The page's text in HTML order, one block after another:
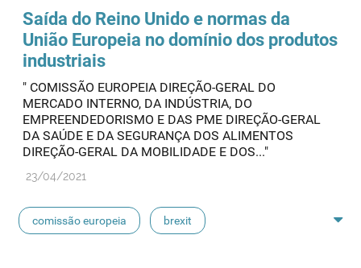
Saída do Reino Unido e normas da
União Europeia no domínio dos produtos
industriais
" COMISSÃO EUROPEIA DIREÇÃO-GERAL DO
MERCADO INTERNO, DA INDÚSTRIA, DO
EMPREENDEDORISMO E DAS PME DIREÇÃO-GERAL
DA SAÚDE E DA SEGURANÇA DOS ALIMENTOS
DIREÇÃO-GERAL DA MOBILIDADE E DOS..."
23/04/2021
comissão europeia brexit